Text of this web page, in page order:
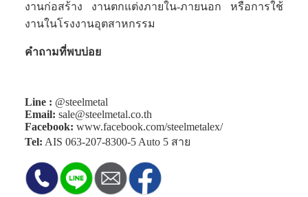
งานก่อสร้าง งานตกแต่งภายใน-ภายนอก หรือการใช้
งานในโรงงานอุตสาหกรรม
คำถามที่พบบ่อย
Line : @steelmetal
Email: sale@steelmetal.co.th
Facebook: www.facebook.com/steelmetalex/
Tel: AIS 063-207-8300-5Auto 5 สาย